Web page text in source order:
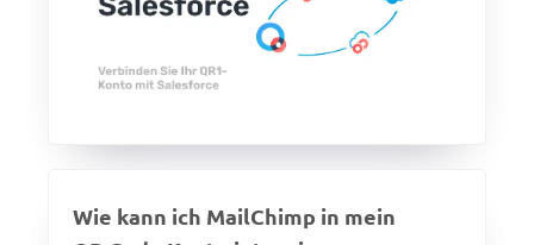
Wie kann ich MailChimp in mein